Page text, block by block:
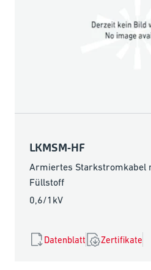
LKMSM-HF
Armiertes Starkstromkabel
Füllstoff
0,6/1kV
Datenblatt Zertifikate